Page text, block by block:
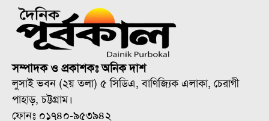
সম্পাদক ও প্রকাশকঃ অনিক দাশ
লুসাই ভবন (২য় তলা) ৫ সিডিএ, বাণিজ্যিক এলাকা, চেরাগী
পাহাড়, চট্টগ্রাম।
ফোনঃ ০১৭৪০-৯৫৩৯৪২